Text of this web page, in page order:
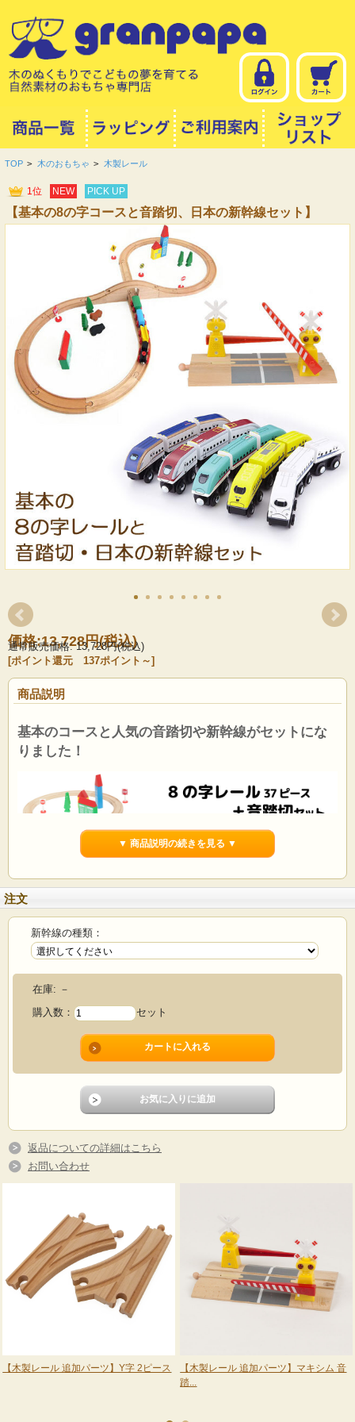
TOP > 木のおもちゃ > 木製レール
1位 NEW PICK UP
【基本の8の字コースと音踏切、日本の新幹線セット】
価格:13,728円(税込)
通常販売価格: 13,728円(税込)
[ポイント還元 137ポイント～]
商品説明
基本のコースと人気の音踏切や新幹線がセットにな
りました！
電車遊びとしては2歳頃から、本格的には3歳頃から遊んでいただけます。
お子様が大好きな坂やトンネルが含まれた人気の8の字セットに追加パーツで一番
人気の「音踏切」を組み合わせたセットです。
汽車4両はマグネットで連結できます。想像力を広げて、自由につなげて遊べま
す。
小さくてもJR認証の本格派。電車好きなお子様に大人気のセットです。
※BRIO社、きかんしゃトーマス木製レールなどと互換性があります。
▼ 商品説明の続きを見る ▼
注文
新幹線の種類：
在庫: －
購入数：
セット
返品についての詳細はこちら
お問い合わせ
【木製レール 追加パーツ】Y字 2ピース
【木製レール 追加パーツ】マキシム 音
踏...